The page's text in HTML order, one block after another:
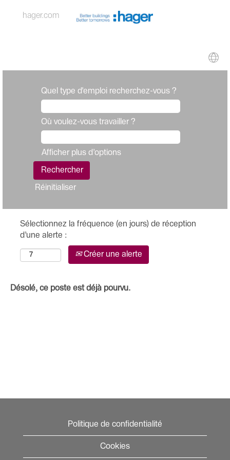
hager.com
Quel type d'emploi recherchez-vous ?
Où voulez-vous travailler ?
Afficher plus d’options
Réinitialiser
Sélectionnez la fréquence (en jours) de réception
d’une alerte :
Créer une alerte
Désolé, ce poste est déjà pourvu.
Politique de confidentialité
Cookies